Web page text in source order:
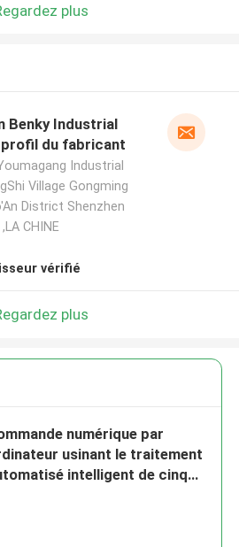
plus
Benky Industrial
profil du fabricant
Industrial
Village Gongming
District Shenzhen
CHINE
vérifié
plus
numérique par
usinant le traitement
intelligent de cinq